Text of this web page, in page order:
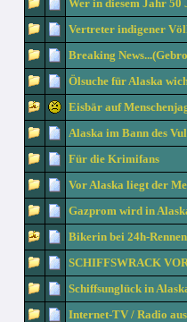
Wer in diesem Jahr 50
Vertreter indigener
Breaking
Ölsuche für Alaska
Eisbär auf
Alaska im Bann des
Für die Krimifans
Vor Alaska liegt der
Gazprom wird in
Bikerin bei 24h-
SCHIFFSWRACK
Schiffsunglück in
Internet-TV / Radio